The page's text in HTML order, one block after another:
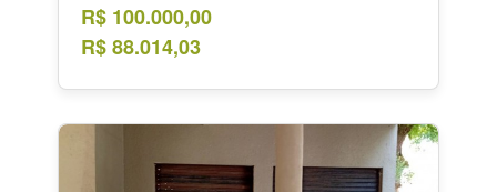
R$ 100.000,00
R$ 88.014,03